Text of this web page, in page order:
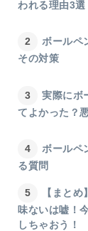
われる理由3選
ボールペ
その対策
実際にボ
てよかった？
ボールペ
る質問
【まと
味ないは嘘！
しちゃおう！